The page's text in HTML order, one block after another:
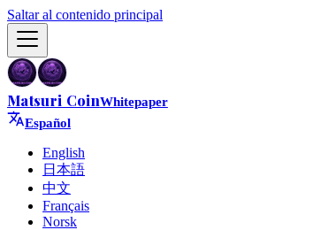
Saltar al contenido principal
Matsuri CoinWhitepaper
Español
English
日本語
中文
Français
Norsk